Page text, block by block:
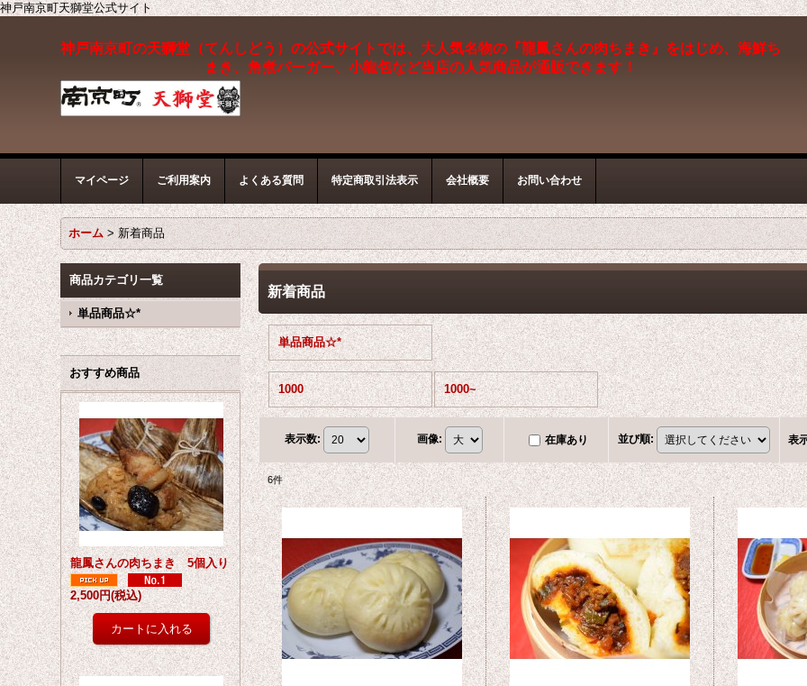
神戸南京町天獅堂公式サイト
神戸南京町の天獅堂（てんしどう）の公式サイトでは、大人気名物の『龍鳳さんの肉ちまき』をはじめ、海鮮ち
まき、角煮バーガー、小龍包など当店の人気商品が通販できます！
マイページ ご利用案内 よくある質問 特定商取引法表示 会社概要 お問い合わせ
ホーム > 新着商品
商品カテゴリ一覧
単品商品☆*
おすすめ商品
龍鳳さんの肉ちまき 5個入り
2,500円(税込)
新着商品
単品商品☆*
1000 1000~
表示数: 画像: 在庫あり 並び順: 表
6件